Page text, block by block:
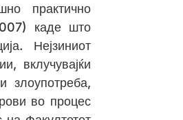
практично
каде што
Нејзиниот
вклучувајќи
злоупотреба,
во процес